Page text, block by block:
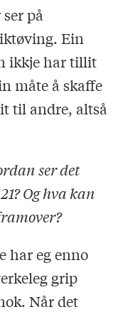
på
Ein
ikkje har tillit
måte å skaffe
til andre, altså
ser det
Og hva kan
har eg enno
grip
Når det